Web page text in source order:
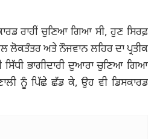
ਰਾਹੀਂ ਚੁਣਿਆ ਗਿਆ ਸੀ, ਹੁਣ ਸਿਰਫ਼
ਲੋਕਤੰਤਰ ਅਤੇ ਨੌਜਵਾਨ ਲਹਿਰ ਦਾ ਪ੍ਰਤੀਕ
ਭਾਗੀਦਾਰੀ ਦੁਆਰਾ ਚੁਣਿਆ ਗਿਆ
ਨੂੰ ਪਿੱਛੇ ਛੱਡ ਕੇ, ਉਹ ਵੀ ਡਿਸਕਾਰਡ